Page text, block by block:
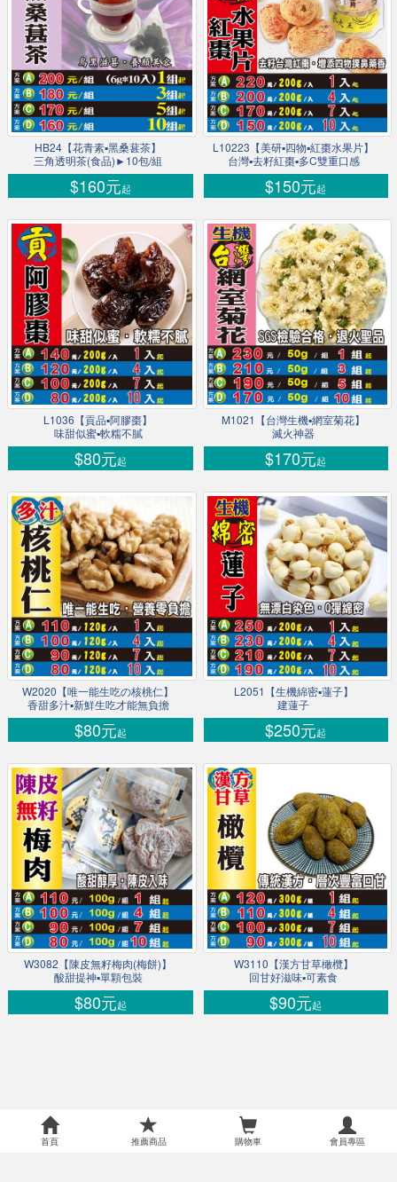
HB24【花青素▪黑桑葚茶】
三角透明茶(食品)►10包/組
$160元起
L10223【美研▪四物▪紅棗水果片】
台灣▪去籽紅棗▪多C雙重口感
$150元起
L1036【貢品▪阿膠棗】
味甜似蜜▪軟糯不膩
$80元起
M1021【台灣生機▪網室菊花】
滅火神器
$170元起
W2020【唯一能生吃の核桃仁】
香甜多汁▪新鮮生吃才能無負擔
$80元起
L2051【生機綿密▪蓮子】
建蓮子
$250元起
W3082【陳皮無籽梅肉(梅餅)】
酸甜提神▪單顆包裝
$80元起
W3110【漢方甘草橄欖】
回甘好滋味▪可素食
$90元起
首頁 推薦商品 購物車 會員專區